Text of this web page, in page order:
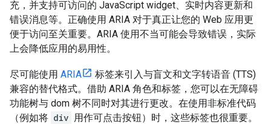
充，并支持可访问的 JavaScript widget、实时内容更新和
错误消息等。正确使用 ARIA 对于真正让您的 Web 应用更
便于访问至关重要。ARIA 使用不当可能会导致错误，实际
上会降低应用的易用性。
尽可能使用 ARIA
标签来引入与盲文和文字转语音 (TTS)
兼容的替代格式。借助 ARIA 角色和标签，您可以在无障碍
功能树与 dom 树不同时对其进行更改。在使用非标准代码
（例如将 div 用作可点击按钮）时，这些标签也很重要。